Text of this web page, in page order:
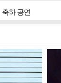
축하 공연